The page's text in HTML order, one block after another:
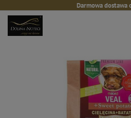
Darmowa dostawa